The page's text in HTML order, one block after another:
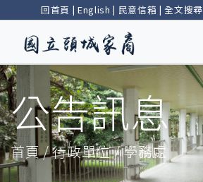
回首頁 | English | 民意信箱 |全文搜尋
公告訊息
首頁 / 行政單位 / 學務處